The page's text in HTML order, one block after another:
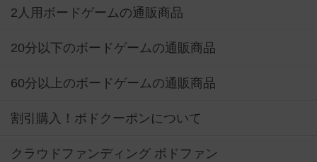
2人用ボードゲームの通販商品
20分以下のボードゲームの通販商品
60分以上のボードゲームの通販商品
割引購入！ボドクーポンについて
クラウドファンディング ボドファン